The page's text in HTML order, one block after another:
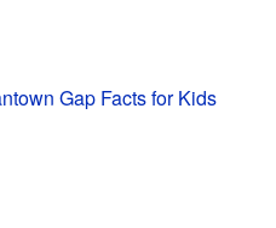
Gap Facts for Kids